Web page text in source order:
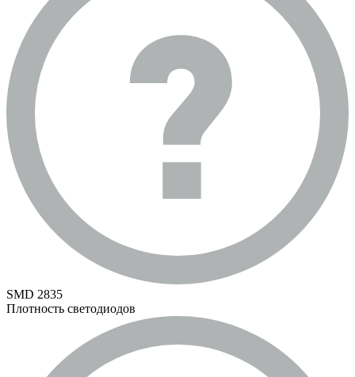
SMD 2835
Плотность светодиодов